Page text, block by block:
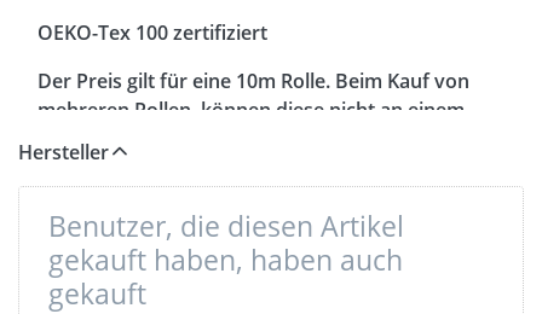
OEKO-Tex 100 zertifiziert
Der Preis gilt für eine 10m Rolle. Beim Kauf von
mehreren Rollen, können diese nicht an einem
Stück geliefert werden.
Hersteller
Benutzer, die diesen Artikel
gekauft haben, haben auch
gekauft